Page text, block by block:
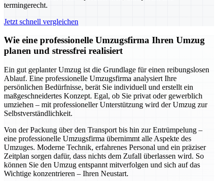
termingerecht.
Jetzt schnell vergleichen
Wie eine professionelle Umzugsfirma Ihren Umzug
planen und stressfrei realisiert
Ein gut geplanter Umzug ist die Grundlage für einen reibungslosen
Ablauf. Eine professionelle Umzugsfirma analysiert Ihre
persönlichen Bedürfnisse, berät Sie individuell und erstellt ein
maßgeschneidertes Konzept. Egal, ob Sie privat oder gewerblich
umziehen – mit professioneller Unterstützung wird der Umzug zur
Selbstverständlichkeit.
Von der Packung über den Transport bis hin zur Entrümpelung –
eine professionelle Umzugsfirma übernimmt alle Aspekte des
Umzuges. Moderne Technik, erfahrenes Personal und ein präziser
Zeitplan sorgen dafür, dass nichts dem Zufall überlassen wird. So
können Sie den Umzug entspannt mitverfolgen und sich auf das
Wichtige konzentrieren – Ihren Neustart.